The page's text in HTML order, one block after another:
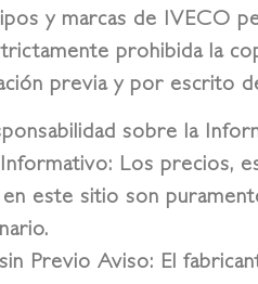
y marcas de IVECO
prohibida la
previa y por escrito
sobre la
Los precios,
este sitio son
Previo Aviso: El